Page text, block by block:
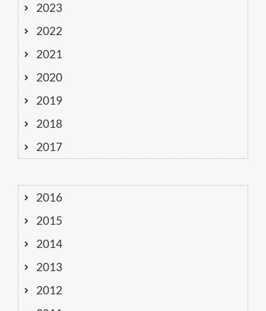
2023
2022
2021
2020
2019
2018
2017
2016
2015
2014
2013
2012